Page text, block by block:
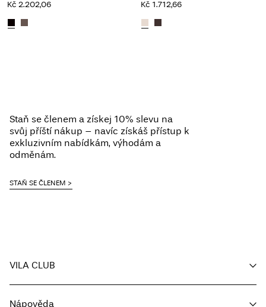
Kč 2.202,06
Kč 1.712,66
Staň se členem a získej 10% slevu na
svůj příští nákup – navíc získáš přístup k
exkluzivním nabídkám, výhodám a
odměnám.
STAŇ SE ČLENEM
VILA CLUB
Nápověda